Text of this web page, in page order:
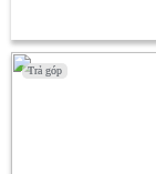
Trả góp
Trả góp